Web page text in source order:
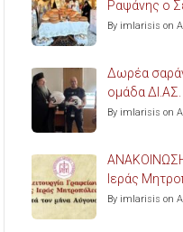
Ραψάνης ο
By imlarisis on
Δωρέα
ομάδα
By imlarisis on
Ιεράς
By imlarisis on